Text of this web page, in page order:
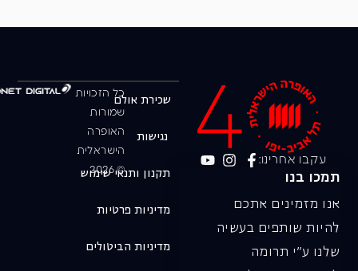
עקבו אחרינו:
תמכו בנו
אנו מזמינים אתכם
להיות שותפים בעשיה
שלנו ע"י תרומה
כל הזכויות
שמורות
האופרה
הישראלית
© 2026
שכירת אולם
נגישות
תקנון ותנאי שימוש
מדיניות פרטיות
מדיניות הביטולים